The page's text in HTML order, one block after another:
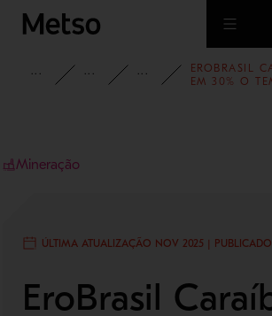
Ir para o conteúdo
INSIGHTSHISTÓRIAS DEHISTÓRIAS
EROBRASIL
EM 30% O
Mineração
ÚLTIMA ATUALIZAÇÃO NOV 2025 |
EroBrasil